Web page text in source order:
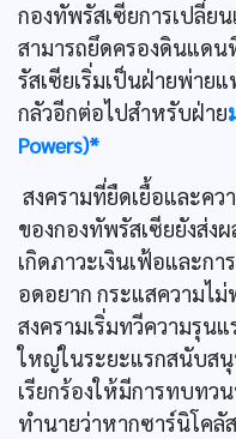
กองทัพรัสเซียการเปลี่ย
สามารถยึดครองดินแดน
รัสเซียเริ่มเป็นฝ่ายพ่าย
กลัวอีกต่อไปสำหรับฝ่าย
Powers)*
สงครามที่ยืดเยื้อและคว
ของกองทัพรัสเซียยังส่ง
เกิดภาวะเงินเฟ้อและก
อดอยาก กระแสความไ
สงครามเริ่มทวีความรุน
ใหญ่ในระยะแรกสนับสนุ
เรียกร้องให้มีการทบทว
ทำนายว่าหากซาร์นิโคลั